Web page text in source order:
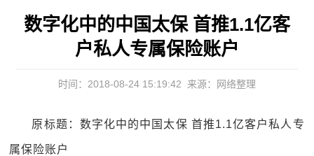
数字化中的中国太保 首推1.1亿客
户私人专属保险账户
时间：2018-08-24 15:19:42 来源：网络整理
原标题：数字化中的中国太保 首推1.1亿客户私人专
属保险账户